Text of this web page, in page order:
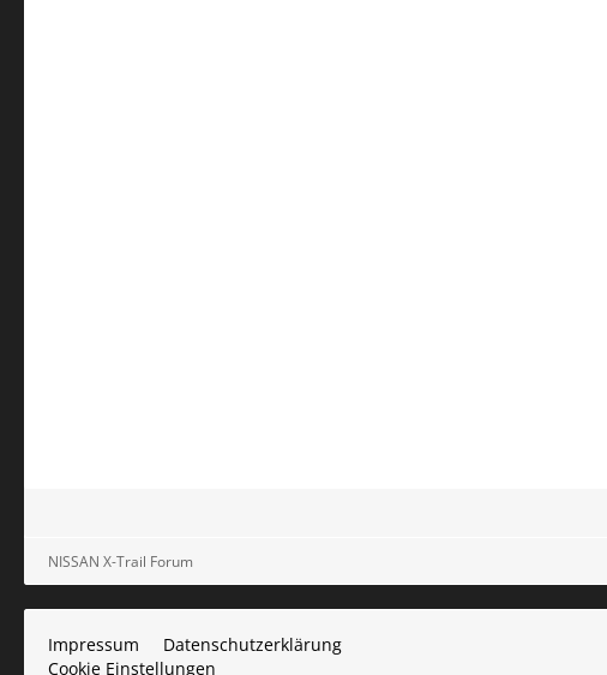
NISSAN X-Trail Forum
Impressum
Datenschutzerklärung
Cookie Einstellungen